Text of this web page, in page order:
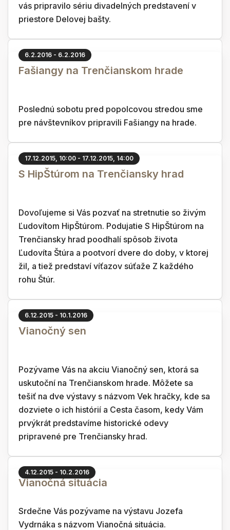
vás pripravilo sériu divadelných predstavení v
priestore Delovej bašty.
6.2.2016 - 6.2.2016
Fašiangy na Trenčianskom hrade
Poslednú sobotu pred popolcovou stredou sme
pre návštevníkov pripravili Fašiangy na hrade.
17.12.2015, 10:00 - 17.12.2015, 14:00
S HipŠtúrom na Trenčiansky hrad
Dovoľujeme si Vás pozvať na stretnutie so živým
Ľudovítom HipŠtúrom. Podujatie S HipŠtúrom na
Trenčiansky hrad poodhalí spôsob života
Ľudovíta Štúra a pootvorí dvere do doby, v ktorej
žil, a tiež predstaví víťazov súťaže Z každého
rohu Štúr.
6.12.2015 - 10.1.2016
Vianočný sen
Pozývame Vás na akciu Vianočný sen, ktorá sa
uskutoční na Trenčianskom hrade. Môžete sa
tešiť na dve výstavy s názvom Vek hračky, kde sa
dozviete o ich histórií a Cesta časom, kedy Vám
prvýkrát predstavíme historické odevy
pripravené pre Trenčiansky hrad.
4.12.2015 - 10.2.2016
Vianočná situácia
Srdečne Vás pozývame na výstavu Jozefa
Vydrnáka s názvom Vianočná situácia.